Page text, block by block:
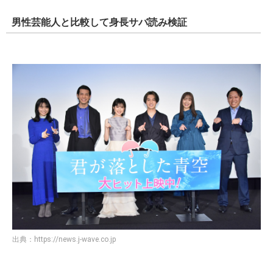
男性芸能人と比較して身長サバ読み検証
出典： https://news.j-wave.co.jp